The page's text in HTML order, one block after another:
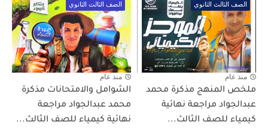
الصف الثالث الثانوي
منذ عام
ملخص المنهج مذكرة محمد
عبدالجواد مراجعة نهائية
كيمياء للصف الثالث...
الصف الثالث الثانوي
منذ عام
الشوامل والامتحانات مذكرة
محمد عبدالجواد مراجعة
نهائية كيمياء للصف الثالث...